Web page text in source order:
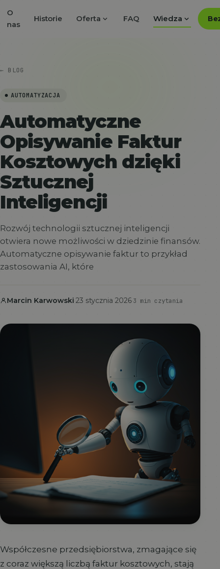
O
nas
Historie Oferta expand_more FAQ Wiedza expand_more
← BLOG
AUTOMATYZACJA
Automatyczne
Opisywanie Faktur
Kosztowych dzięki
Sztucznej
Inteligencji
Rozwój technologii sztucznej inteligencji
otwiera nowe możliwości w dziedzinie finansów.
Automatyczne opisywanie faktur to przykład
zastosowania AI, które
Marcin Karwowski 23 stycznia 2026 3 min czytania
Współczesne przedsiębiorstwa, zmagające się
z coraz większą liczbą faktur kosztowych, stają